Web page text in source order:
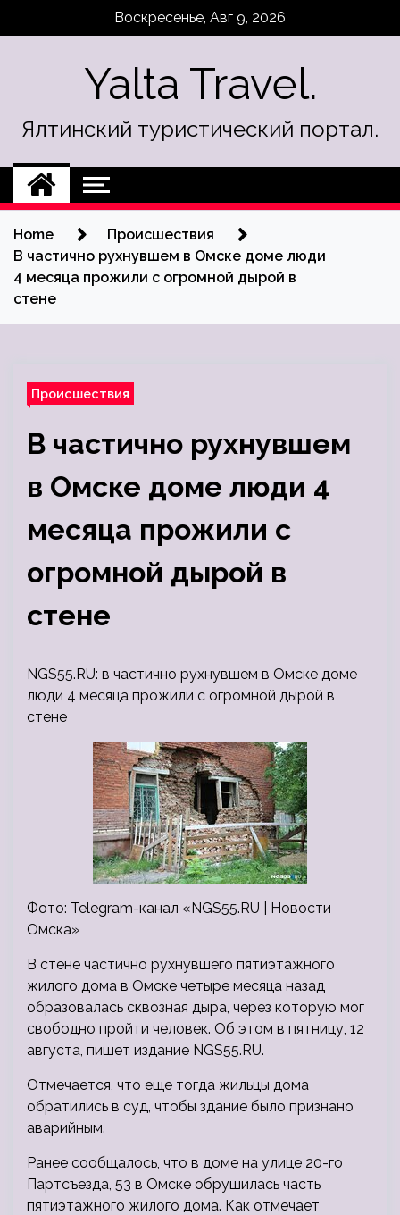
Воскресенье, Авг 9, 2026
Yalta Travel.
Ялтинский туристический портал.
Home
Происшествия
В частично рухнувшем в Омске доме люди
4 месяца прожили с огромной дырой в
стене
Происшествия
В частично рухнувшем
в Омске доме люди 4
месяца прожили с
огромной дырой в
стене
NGS55.RU: в частично рухнувшем в Омске доме
люди 4 месяца прожили с огромной дырой в
стене
Фото: Telegram-канал «NGS55.RU | Новости
Омска»
В стене частично рухнувшего пятиэтажного
жилого дома в Омске четыре месяца назад
образовалась сквозная дыра, через которую мог
свободно пройти человек. Об этом в пятницу, 12
августа, пишет издание NGS55.RU.
Отмечается, что еще тогда жильцы дома
обратились в суд, чтобы здание было признано
аварийным.
Ранее сообщалось, что в доме на улице 20-го
Партсъезда, 53 в Омске обрушилась часть
пятиэтажного жилого дома. Как отмечает